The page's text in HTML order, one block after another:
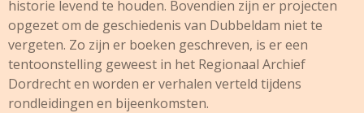
historie levend te houden. Bovendien zijn er projecten
opgezet om de geschiedenis van Dubbeldam niet te
vergeten. Zo zijn er boeken geschreven, is er een
tentoonstelling geweest in het Regionaal Archief
Dordrecht en worden er verhalen verteld tijdens
rondleidingen en bijeenkomsten.